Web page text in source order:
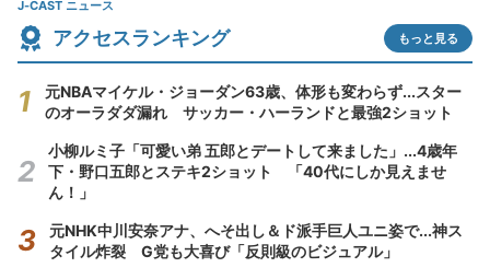
J-CAST ニュース
アクセスランキング もっと見る
元NBAマイケル・ジョーダン63歳、体形も変わらず...スター
のオーラダダ漏れ サッカー・ハーランドと最強2ショット
小柳ルミ子「可愛い弟 五郎とデートして来ました」...4歳年
下・野口五郎とステキ2ショット 「40代にしか見えませ
ん！」
元NHK中川安奈アナ、へそ出し＆ド派手巨人ユニ姿で...神ス
タイル炸裂 G党も大喜び「反則級のビジュアル」